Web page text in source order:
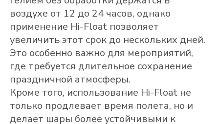
воздухе от 12 до 24 часов, однако
применение Hi-Float позволяет
увеличить этот срок до нескольких дней.
Это особенно важно для мероприятий,
где требуется длительное сохранение
праздничной атмосферы.
Кроме того, использование Hi-Float не
только продлевает время полета, но и
делает шары более устойчивыми к